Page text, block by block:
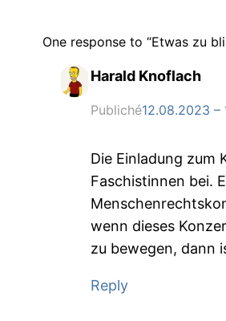
One response to “Etwas zu
Harald Knoflach
Publiché12.08.2023 –
Die Einladung zum
Faschistinnen bei.
wenn dieses
zu bewegen, dann
Reply